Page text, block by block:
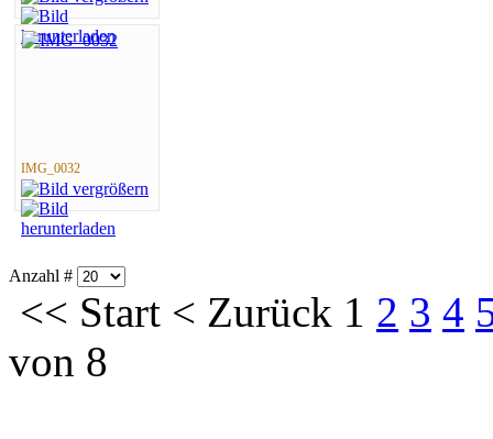
IMG_0032
Anzahl #
<< Start < Zurück 1 2 3 4
von 8